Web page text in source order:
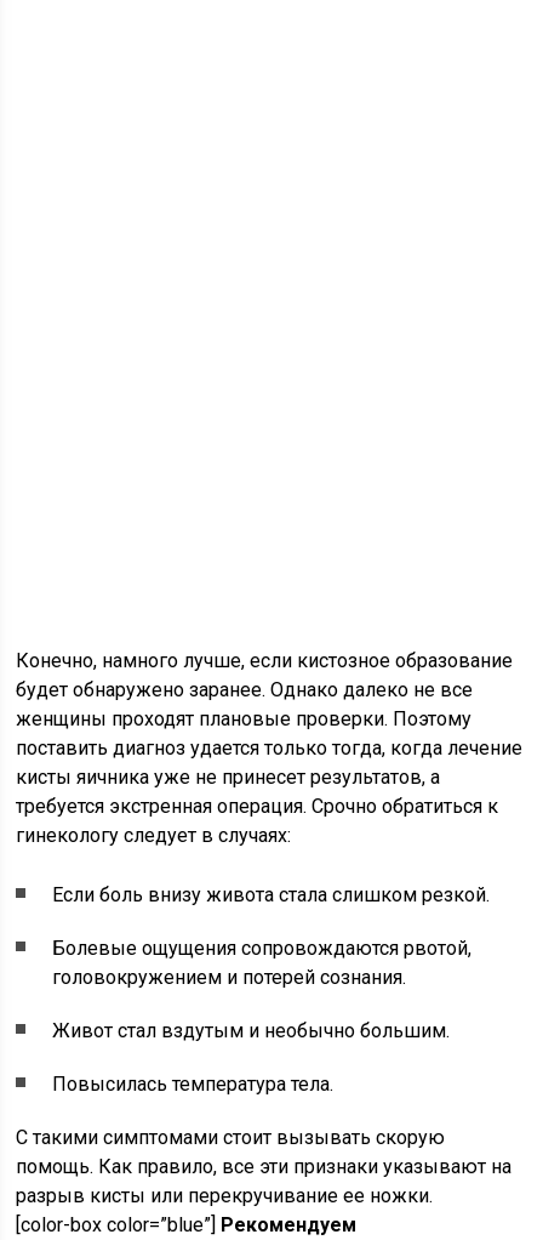
Конечно, намного лучше, если кистозное образование
будет обнаружено заранее. Однако далеко не все
женщины проходят плановые проверки. Поэтому
поставить диагноз удается только тогда, когда лечение
кисты яичника уже не принесет результатов, а
требуется экстренная операция. Срочно обратиться к
гинекологу следует в случаях:
Если боль внизу живота стала слишком резкой.
Болевые ощущения сопровождаются рвотой,
головокружением и потерей сознания.
Живот стал вздутым и необычно большим.
Повысилась температура тела.
С такими симптомами стоит вызывать скорую
помощь. Как правило, все эти признаки указывают на
разрыв кисты или перекручивание ее ножки.
[color-box color=”blue”] Рекомендуем